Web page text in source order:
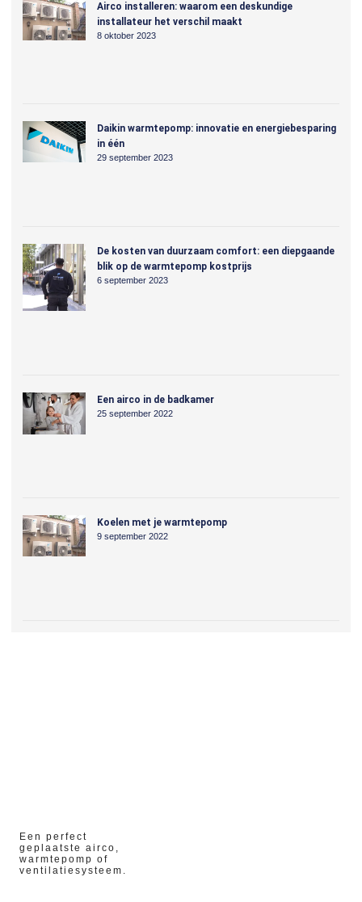
Airco installeren: waarom een deskundige
installateur het verschil maakt
8 oktober 2023
Daikin warmtepomp: innovatie en energiebesparing
in één
29 september 2023
De kosten van duurzaam comfort: een diepgaande
blik op de warmtepomp kostprijs
6 september 2023
Een airco in de badkamer
25 september 2022
Koelen met je warmtepomp
9 september 2022
Een perfect
geplaatste airco,
warmtepomp of
ventilatiesysteem.